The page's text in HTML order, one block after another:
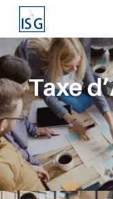
Taxe